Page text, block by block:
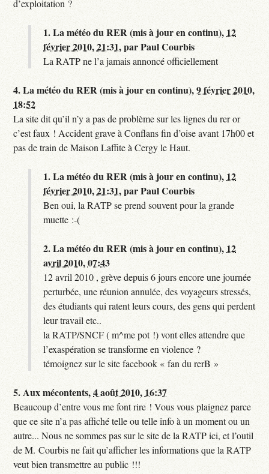
d’exploitation ?
1.La météo du RER (mis à jour en continu), 12
février 2010, 21:31,parPaul Courbis
La RATP ne l’a jamais annoncé officiellement
4.La météo du RER (mis à jour en continu),9 février 2010,
18:52
La site dit qu’il n’y a pas de problème sur les lignes du rer or
c’est faux ! Accident grave à Conflans fin d’oise avant 17h00 et
pas de train de Maison Laffite à Cergy le Haut.
1.La météo du RER (mis à jour en continu), 12
février 2010, 21:31,parPaul Courbis
Ben oui, la RATP se prend souvent pour la grande
muette :-(
2.La météo du RER (mis à jour en continu), 12
avril 2010, 07:43
12 avril 2010 , grève depuis 6 jours encore une journée
perturbée, une réunion annulée, des voyageurs stressés,
des étudiants qui ratent leurs cours, des gens qui perdent
leur travail etc..
la RATP/SNCF ( m^me pot !) vont elles attendre que
l’exaspération se transforme en violence ?
témoignez sur le site facebook « fan du rerB »
5.Aux mécontents,4 août 2010, 16:37
Beaucoup d’entre vous me font rire ! Vous vous plaignez parce
que ce site n’a pas affiché telle ou telle info à un moment ou un
autre... Nous ne sommes pas sur le site de la RATP ici, et l’outil
de M. Courbis ne fait qu’afficher les informations que la RATP
veut bien transmettre au public !!!